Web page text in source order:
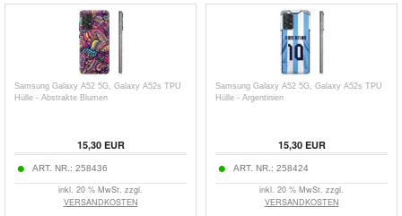
Samsung Galaxy A52 5G, Galaxy A52s TPU
Hülle - Abstrakte Blumen
15,30EUR
ART. NR.: 258436
inkl. 20 % MwSt. zzgl.
VERSANDKOSTEN
Samsung Galaxy A52 5G, Galaxy A52s TPU
Hülle - Argentinien
15,30EUR
ART. NR.: 258424
inkl. 20 % MwSt. zzgl.
VERSANDKOSTEN